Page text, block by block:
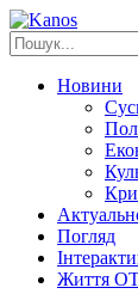
Новини
Погляд
Життя